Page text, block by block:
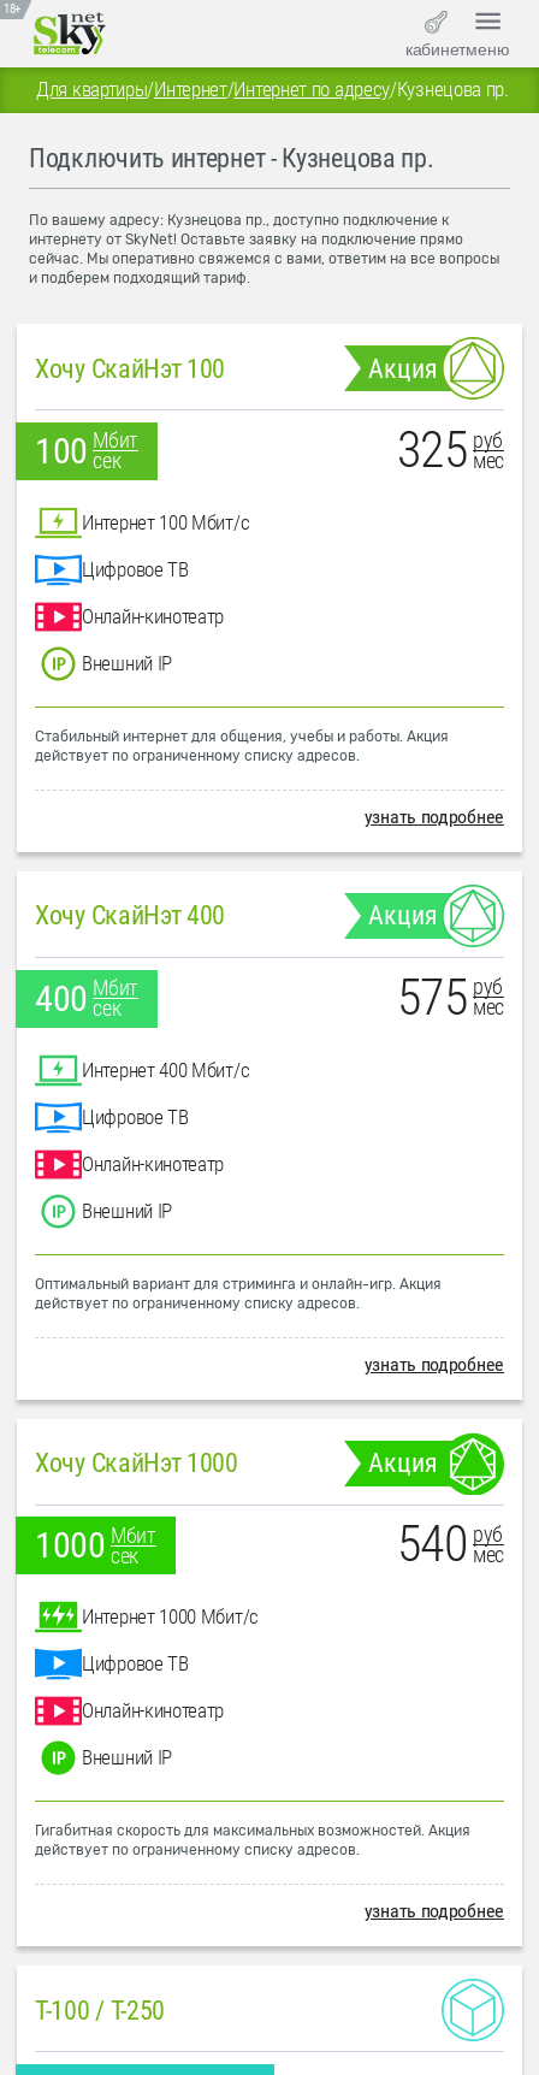
18+
кабинетменю
Для квартиры/Интернет/Интернет по адресу/Кузнецова пр.
Подключить интернет - Кузнецова пр.
По вашему адресу: Кузнецова пр., доступно подключение к
интернету от SkyNet! Оставьте заявку на подключение прямо
сейчас. Мы оперативно свяжемся с вами, ответим на все вопросы
и подберем подходящий тариф.
Хочу СкайНэт 100 Акция
100 Мбит
сек
325 руб
мес
Интернет 100 Мбит/с
Цифровое ТВ
Онлайн-кинотеатр
Внешний IP
Стабильный интернет для общения, учебы и работы. Акция
действует по ограниченному списку адресов.
узнать подробнее
Хочу СкайНэт 400 Акция
400 Мбит
сек
575 руб
мес
Интернет 400 Мбит/с
Цифровое ТВ
Онлайн-кинотеатр
Внешний IP
Оптимальный вариант для стриминга и онлайн-игр. Акция
действует по ограниченному списку адресов.
узнать подробнее
Хочу СкайНэт 1000 Акция
1000 Мбит
сек
540 руб
мес
Интернет 1000 Мбит/с
Цифровое ТВ
Онлайн-кинотеатр
Внешний IP
Гигабитная скорость для максимальных возможностей. Акция
действует по ограниченному списку адресов.
узнать подробнее
T-100 / T-250